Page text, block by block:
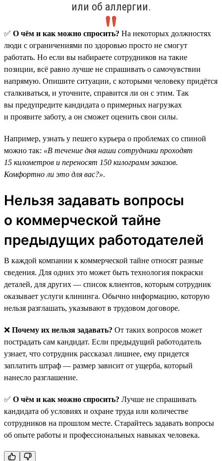
или об аллергии.
✅ О чём и как можно спросить? На некоторых должностях
люди с ограничениями по здоровью просто не смогут
работать. Но если вы набираете сотрудников на такие
позиции, всё равно лучше не спрашивать о самочувствии
напрямую. Опишите ситуации, с которыми человеку придётся
сталкиваться, и уточните, справится ли он с этим. Так
вы предупредите кандидата о примерных нагрузках
и проявите заботу, а он сможет оценить свои силы.
Например, узнать у пешего курьера о проблемах со спиной
можно так: «В течение дня наши сотрудники проходят
15 километров и переносят 150 килограмм заказов.
Комфортно ли это для вас?».
Нельзя задавать вопросы
о коммерческой тайне
предыдущих работодателей
В каждой компании к коммерческой тайне относят разные
сведения. Для одних это может быть технология покраски
деталей, для других — список клиентов, которым сотрудник
оказывает услуги клининга. Обычно информацию, которую
нельзя разглашать, указывают в трудовом договоре.
❌ Почему их нельзя задавать? От таких вопросов может
пострадать сам кандидат. Если предыдущий работодатель
узнает, что сотрудник рассказал лишнее, ему придется
заплатить штраф — размер зависит от ущерба, который
нанесло разглашение.
✅ О чём и как можно спросить? Лучше не спрашивать
кандидата об условиях и охране труда или количестве
сотрудников на прошлом месте. Старайтесь задавать вопросы
об опыте работы и профессиональных навыках человека.